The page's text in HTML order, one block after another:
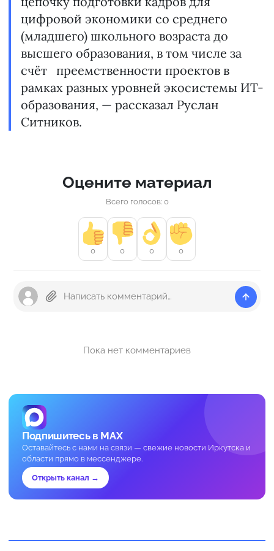
цифровой экономики со среднего
(младшего) школьного возраста до
высшего образования, в том числе за
счёт преемственности проектов в
рамках разных уровней экосистемы ИТ-
образования, — рассказал Руслан
Ситников.
Оцените материал
Всего голосов: 0
0 0 0 0
Пока нет комментариев
Подпишитесь в MAX
Оставайтесь с нами на связи — свежие новости Иркутска и
области прямо в мессенджере.
Открыть канал →